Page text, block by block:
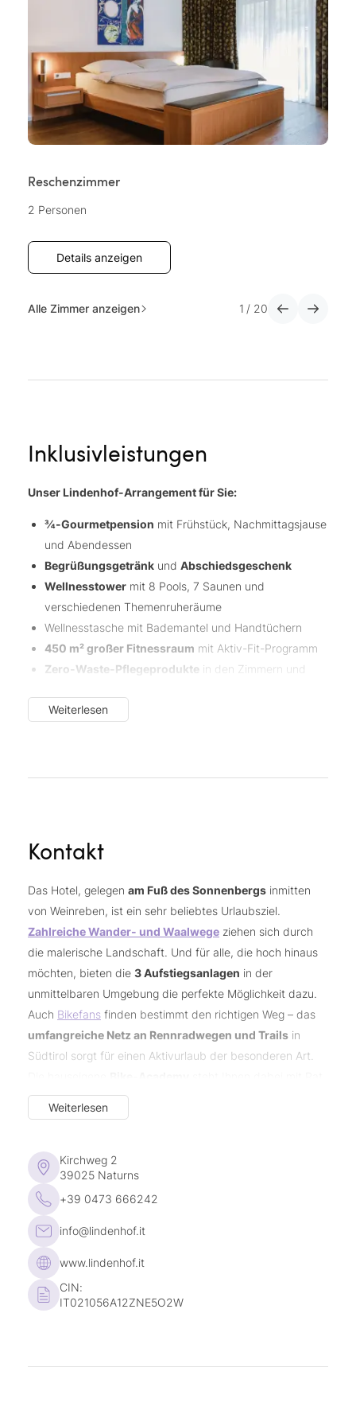
Reschenzimmer
2 Personen
Details anzeigen
Alle Zimmer anzeigen 1 / 20
Inklusivleistungen
Unser Lindenhof-Arrangement für Sie:
¾-Gourmetpension mit Frühstück, Nachmittagsjause
und Abendessen
Begrüßungsgetränk und Abschiedsgeschenk
Wellnesstower mit 8 Pools, 7 Saunen und
verschiedenen Themenruheräume
Wellnesstasche mit Bademantel und Handtüchern
450 m² großer Fitnessraum mit Aktiv-Fit-Programm
Zero-Waste-Pflegeprodukte in den Zimmern und
Kostenlose Kinderbetreuung
DolceVita Around:
E-Ladestation für Elektroautos
Kostenloser WLAN-Zugang im gesamten Hotel
… und vieles mehr!
Weiterlesen
Kontakt
Das Hotel, gelegen am Fuß des Sonnenbergs inmitten
von Weinreben, ist ein sehr beliebtes Urlaubsziel.
Zahlreiche Wander- und Waalwege ziehen sich durch
die malerische Landschaft. Und für alle, die hoch hinaus
möchten, bieten die 3 Aufstiegsanlagen in der
unmittelbaren Umgebung die perfekte Möglichkeit dazu.
Auch Bikefans finden bestimmt den richtigen Weg – das
umfangreiche Netz an Rennradwegen und Trails in
Südtirol sorgt für einen Aktivurlaub der besonderen Art.
und Tat zur Seite. Für
Besuch im Messner Mountain Museum in Juval,
Kurstadt Meranlediglich rund 13 km entfernt.
Weiterlesen
Kirchweg 2
39025 Naturns
+39 0473 666242
info@lindenhof.it
www.lindenhof.it
CIN:
IT021056A12ZNE5O2W